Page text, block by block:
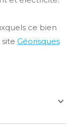
ce bien
Géorisques